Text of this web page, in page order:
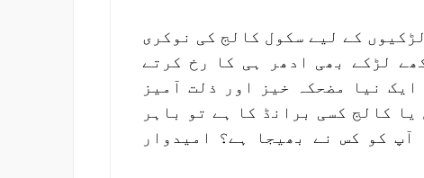
کے لیے سکول کالج کی نوکری
لڑکے بھی ادھر ہی کا رخ کرتے
ایک نیا مضحکہ خیز اور ذلت آمیز
کالج کسی برانڈ کا ہے تو باہر
کو کس نے بھیجا ہے؟ امیدوار